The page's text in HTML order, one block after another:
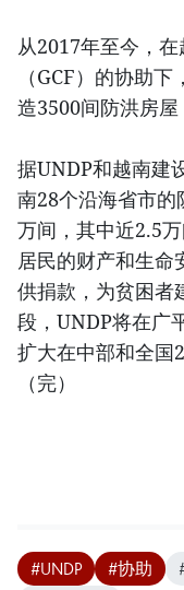
从2017年至今，
（GCF）的协助
造3500间防洪房屋
据UNDP和越南建
南28个沿海省市的
万间，其中近2.5
居民的财产和生命
供捐款，为贫困者
段，UNDP将在广
扩大在中部和全国
（完）
#UNDP #协助